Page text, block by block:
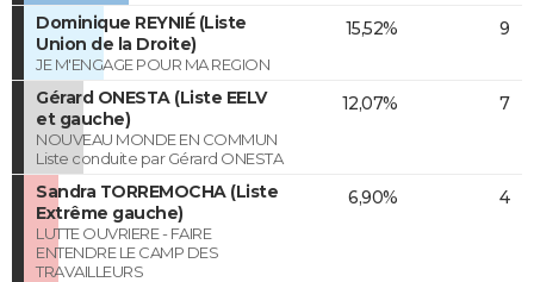
Dominique REYNIÉ (Liste
Union de la Droite)
JE M'ENGAGE POUR MA REGION
15,52% 9
Gérard ONESTA (Liste EELV
et gauche)
NOUVEAU MONDE EN COMMUN
Liste conduite par Gérard ONESTA
12,07% 7
Sandra TORREMOCHA (Liste
Extrême gauche)
LUTTE OUVRIERE - FAIRE
ENTENDRE LE CAMP DES
TRAVAILLEURS
6,90% 4